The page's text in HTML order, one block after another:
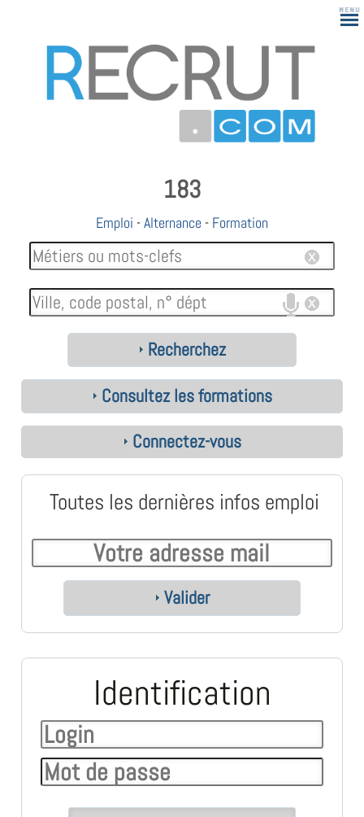
183
Emploi -Alternance - Formation
Recherchez
Consultez les formations
Connectez-vous
Toutes les dernières infos emploi
Valider
Identification